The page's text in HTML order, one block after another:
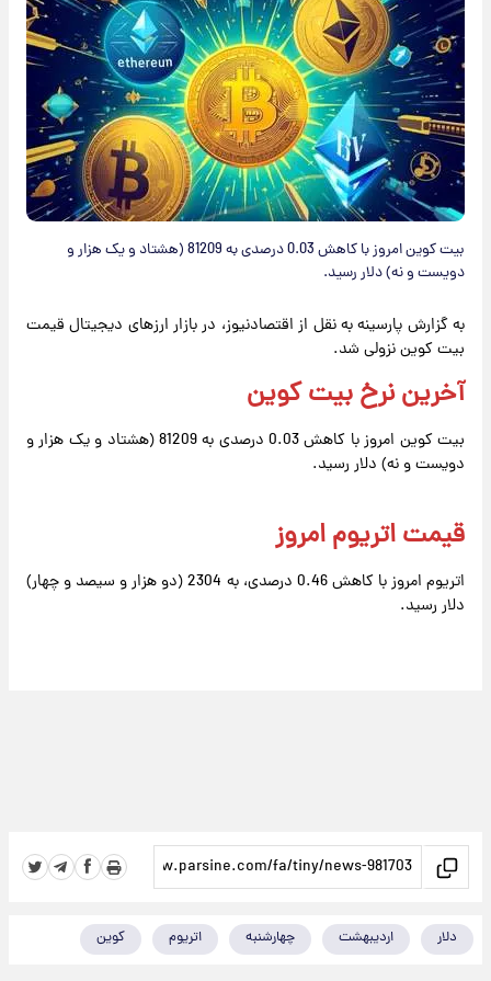
بیت کوین امروز با کاهش 0.03 درصدی به 81209 (هشتاد و یک هزار و
دویست و نه) دلار رسید.
به گزارش پارسینه به نقل از اقتصادنیوز، در بازار ارزهای دیجیتال قیمت
بیت کوین نزولی شد.
آخرین نرخ بیت کوین
بیت کوین امروز با کاهش 0.03 درصدی به 81209 (هشتاد و یک هزار و
دویست و نه) دلار رسید.
قیمت اتریوم امروز
اتریوم امروز با کاهش 0.46 درصدی، به 2304 (دو هزار و سیصد و چهار)
دلار رسید.
دلار اردیبهشت چهارشنبه اتریوم کوین